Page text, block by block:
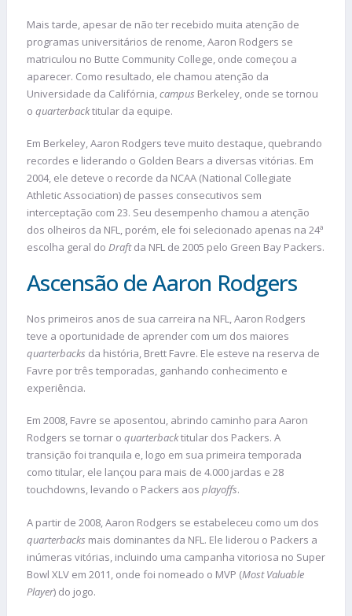
Mais tarde, apesar de não ter recebido muita atenção de
programas universitários de renome, Aaron Rodgers se
matriculou no Butte Community College, onde começou a
aparecer. Como resultado, ele chamou atenção da
Universidade da Califórnia,campus Berkeley, onde se tornou
o quarterbacktitular da equipe.
Em Berkeley, Aaron Rodgers teve muito destaque, quebrando
recordes e liderando o Golden Bears a diversas vitórias. Em
2004, ele deteve o recorde da NCAA (National Collegiate
Athletic Association) de passes consecutivos sem
interceptação com 23. Seu desempenho chamou a atenção
dos olheiros da NFL, porém, ele foi selecionado apenas na 24ª
escolha geral do Draftda NFL de 2005 pelo Green Bay Packers.
Ascensão de Aaron Rodgers
Nos primeiros anos de sua carreira na NFL, Aaron Rodgers
teve a oportunidade de aprender com um dos maiores
quarterbacks da história, Brett Favre. Ele esteve na reserva de
Favre por três temporadas, ganhando conhecimento e
experiência.
Em 2008, Favre se aposentou, abrindo caminho para Aaron
Rodgers se tornar o quarterbacktitular dos Packers. A
transição foi tranquila e, logo em sua primeira temporada
como titular, ele lançou para mais de 4.000 jardas e 28
touchdowns, levando o Packers aos playoffs.
A partir de 2008, Aaron Rodgers se estabeleceu como um dos
quarterbacks mais dominantes da NFL. Ele liderou o Packers a
inúmeras vitórias, incluindo uma campanha vitoriosa no Super
Bowl XLV em 2011, onde foi nomeado o MVP (Most Valuable
Player) do jogo.